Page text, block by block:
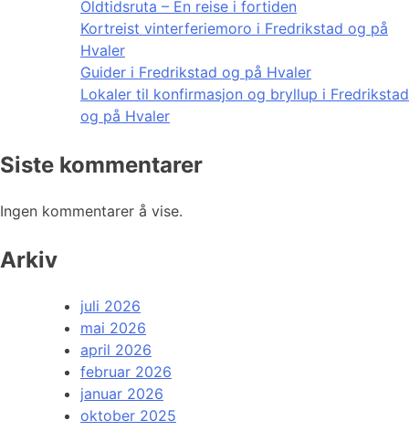
Oldtidsruta – En reise i fortiden
Kortreist vinterferiemoro i Fredrikstad og på
Hvaler
Guider i Fredrikstad og på Hvaler
Lokaler til konfirmasjon og bryllup i Fredrikstad
og på Hvaler
Siste kommentarer
Ingen kommentarer å vise.
Arkiv
juli 2026
mai 2026
april 2026
februar 2026
januar 2026
oktober 2025